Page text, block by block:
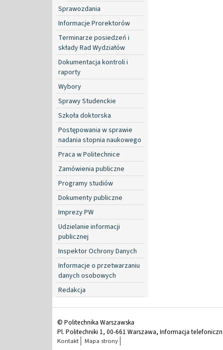
Sprawozdania
Informacje Prorektorów
Terminarze posiedzeń i
składy Rad Wydziałów
Dokumentacja kontroli i
raporty
Wybory
Sprawy Studenckie
Szkoła doktorska
Postępowania w sprawie
nadania stopnia naukowego
Praca w Politechnice
Zamówienia publiczne
Programy studiów
Dokumenty publiczne
Imprezy PW
Udzielanie informacji
publicznej
Inspektor Ochrony Danych
Informacje o przetwarzaniu
danych osobowych
Redakcja
© Politechnika Warszawska
Pl. Politechniki 1, 00-661 Warszawa, Informacja
Kontakt Mapa strony